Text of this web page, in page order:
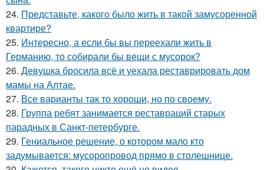
24. Представьте, какого было жить в такой замусоренной
квартире?
25. Интересно, а если бы вы переехали жить в
Германию, то собирали бы вещи с мусорок?
26. Девушка бросила всё и уехала реставрировать дом
мамы на Алтае.
27. Все варианты так то хороши, но по своему.
28. Группа ребят занимается реставраций старых
парадных в Санкт-петербурге.
29. Гениальное решение, о котором мало кто
задумывается: мусоропровод прямо в столешнице.